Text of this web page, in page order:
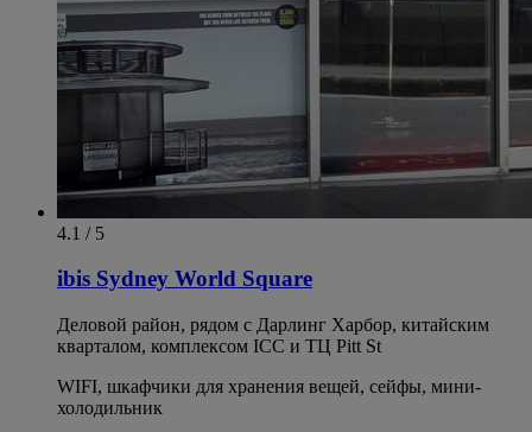
4.1 / 5
ibis Sydney World Square
Деловой район, рядом с Дарлинг Харбор, китайским
кварталом, комплексом ICC и ТЦ Pitt St
WIFI, шкафчики для хранения вещей, сейфы, мини-
холодильник